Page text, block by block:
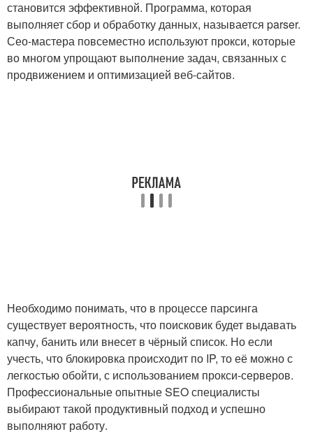
становится эффективной. Программа, которая
выполняет сбор и обработку данных, называется parser.
Сео-мастера повсеместно используют прокси, которые
во многом упрощают выполнение задач, связанных с
продвижением и оптимизацией веб-сайтов.
Необходимо понимать, что в процессе парсинга
существует вероятность, что поисковик будет выдавать
капчу, банить или внесет в чёрный список. Но если
учесть, что блокировка происходит по IP, то её можно с
легкостью обойти, с использованием прокси-серверов.
Профессиональные опытные SEO специалисты
выбирают такой продуктивный подход и успешно
выполняют работу.